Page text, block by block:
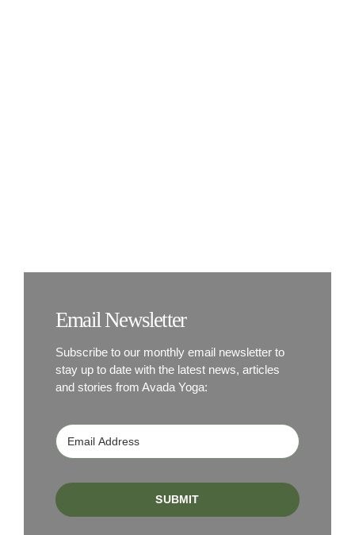
Email Newsletter
Subscribe to our monthly email newsletter to
stay up to date with the latest news, articles
and stories from Avada Yoga:
SUBMIT